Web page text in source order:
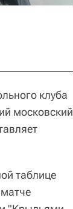
клуба
московский
таблице